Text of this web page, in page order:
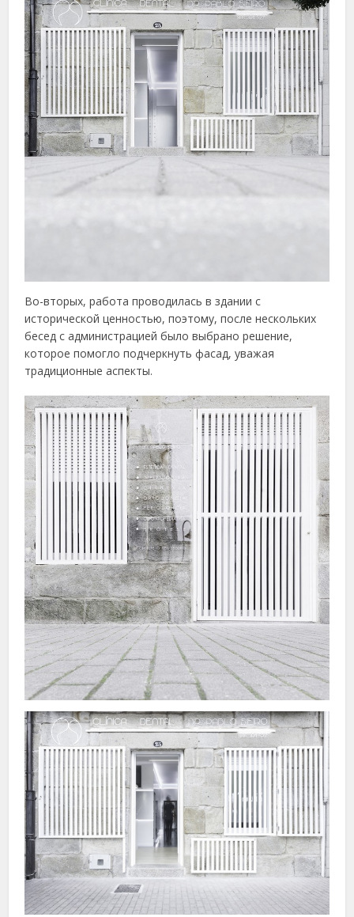
Во-вторых, работа проводилась в здании с
исторической ценностью, поэтому, после нескольких
бесед с администрацией было выбрано решение,
которое помогло подчеркнуть фасад, уважая
традиционные аспекты.